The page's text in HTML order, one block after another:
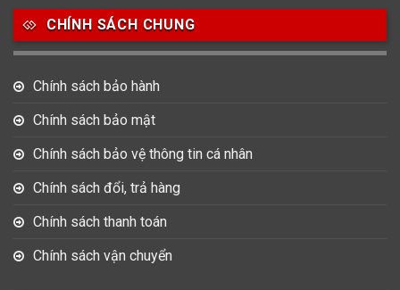
CHÍNH SÁCH CHUNG
Chính sách bảo hành
Chính sách bảo mật
Chính sách bảo vệ thông tin cá nhân
Chính sách đổi, trả hàng
Chính sách thanh toán
Chính sách vận chuyển